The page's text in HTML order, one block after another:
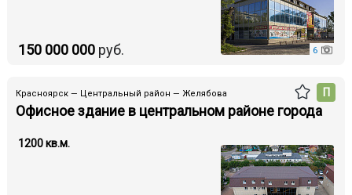
6
150 000 000руб.
Красноярск — Центральный район — Желябова
Офисное здание в центральном районе города
П
1200 кв.м.